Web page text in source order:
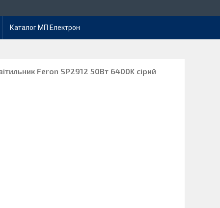
Каталог МП Електрон
Feron SP2912 50Вт 6400K сірий